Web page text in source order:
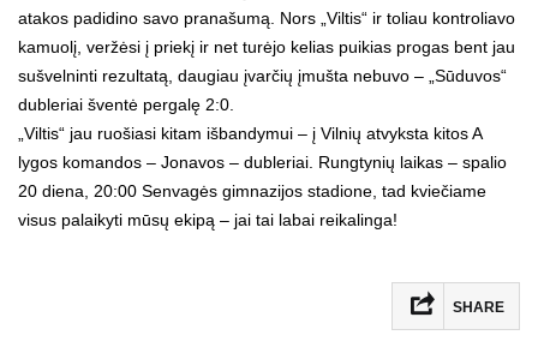
atakos padidino savo pranašumą. Nors „Viltis“ ir toliau kontroliavo
kamuolį, veržėsi į priekį ir net turėjo kelias puikias progas bent jau
sušvelninti rezultatą, daugiau įvarčių įmušta nebuvo – „Sūduvos“
dubleriai šventė pergalę 2:0.
„Viltis“ jau ruošiasi kitam išbandymui – į Vilnių atvyksta kitos A
lygos komandos – Jonavos – dubleriai. Rungtynių laikas – spalio
20 diena, 20:00 Senvagės gimnazijos stadione, tad kviečiame
visus palaikyti mūsų ekipą – jai tai labai reikalinga!
SHARE